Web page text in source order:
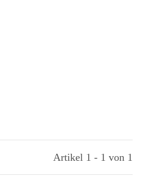
Artikel 1 - 1 von 1